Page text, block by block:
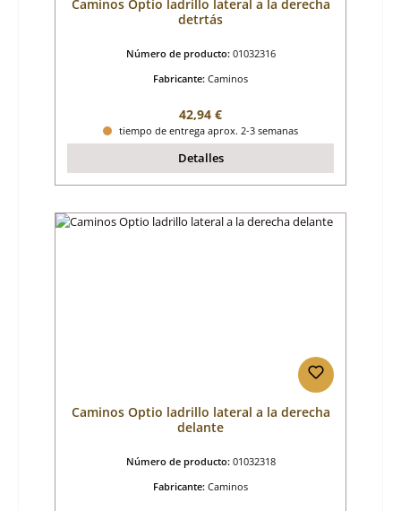
Caminos Optio ladrillo lateral a la derecha
detrtás
Número de producto: 01032316
Fabricante: Caminos
Precio normal:
42,94 €
tiempo de entrega aprox. 2-3 semanas
Detalles
Caminos Optio ladrillo lateral a la derecha
delante
Número de producto: 01032318
Fabricante: Caminos